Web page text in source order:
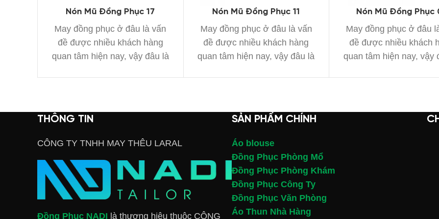
Nón Mũ Đồng Phục 17
May đồng phục ở đâu là vấn
đề được nhiều khách hàng
quan tâm hiện nay, vậy đâu là
Nón Mũ Đồng Phục 11
May đồng phục ở đâu là vấn
đề được nhiều khách hàng
quan tâm hiện nay, vậy đâu là
Nón Mũ Đồng Phục
May đồng phục ở đâu
đề được nhiều khách
quan tâm hiện nay, vậy
THÔNG TIN
CÔNG TY TNHH MAY THÊU LARAL
Đồng Phục NADI là thương hiệu thuộc CÔNG
SẢN PHẨM CHÍNH
Áo blouse
Đồng Phục Phòng Mổ
Đồng Phục Phòng Khám
Đồng Phục Công Ty
Đồng Phục Văn Phòng
Áo Thun Nhà Hàng